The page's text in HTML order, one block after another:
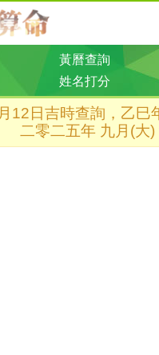
黃曆查詢
姓名打分
12日吉時查詢，乙巳
二零二五年 九月(大